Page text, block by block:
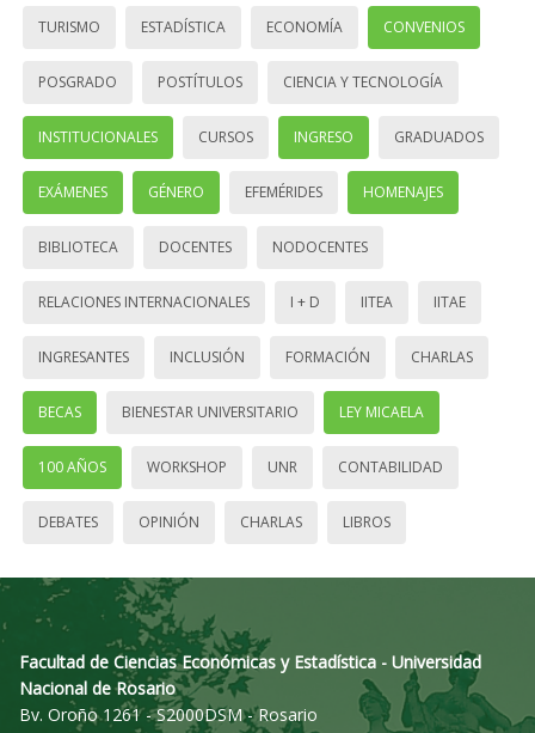
TURISMO ESTADÍSTICA ECONOMÍA CONVENIOS
POSGRADO POSTÍTULOS CIENCIA Y TECNOLOGÍA
INSTITUCIONALES CURSOS INGRESO GRADUADOS
EXÁMENES GÉNERO EFEMÉRIDES HOMENAJES
BIBLIOTECA DOCENTES NODOCENTES
RELACIONES INTERNACIONALES I + D IITEA IITAE
INGRESANTES INCLUSIÓN FORMACIÓN CHARLAS
BECAS BIENESTAR UNIVERSITARIO LEY MICAELA
100 AÑOS WORKSHOP UNR CONTABILIDAD
DEBATES OPINIÓN CHARLAS LIBROS
Facultad de Ciencias Económicas y Estadística - Universidad
Nacional de Rosario
Bv. Oroño 1261 - S2000DSM - Rosario